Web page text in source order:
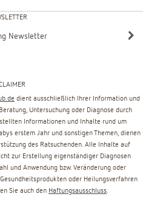
Newsletter
dient ausschließlich Ihrer Information und
Untersuchung oder Diagnose durch
Informationen und Inhalte rund um
erstem Jahr und sonstigen Themen, dienen
des Ratsuchenden. Alle Inhalte auf
zur Erstellung eigenständiger Diagnosen
und Anwendung bzw. Veränderung oder
oder Heilungsverfahren
Sie auch den Haftungsausschluss.